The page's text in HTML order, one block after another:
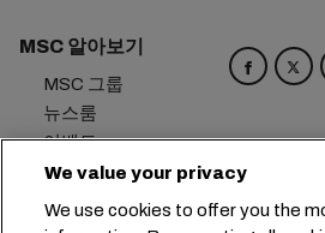
MSC 알아보기
MSC 그룹
뉴스룸
이벤트
블로그
문의하기
We value your privacy
We use cookies to offer you the